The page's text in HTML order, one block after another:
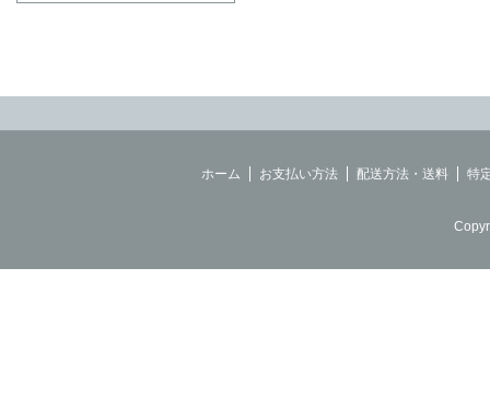
ホーム お支払い方法 配送方法・送料 特